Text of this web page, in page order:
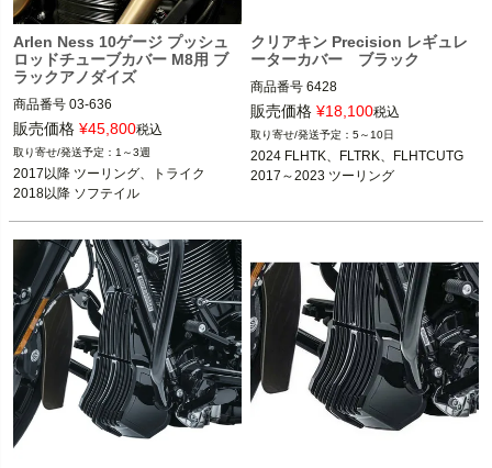
Arlen Ness 10ゲージ プッシュ
ロッドチューブカバー M8用 ブ
ラックアノダイズ
商品番号 03-636
3OT：0925-1320
Arlen Ness（アレンネス）
販売価格 ¥45,800税込
1～3週
2017以降 ツーリング、トライク
2018以降 ソフテイル
クリアキン Precision レギュレ
ーターカバー ブラック
商品番号 6428
2024 FLHTK、FLTRK、FLHTCUTG
※チョップドエンジンガード装着車は
不可
kuryakyn（クリアキン）
販売価格 ¥18,100税込
5～10日
2024 FLHTK、FLTRK、FLHTCUTG
2017～2023 ツーリング